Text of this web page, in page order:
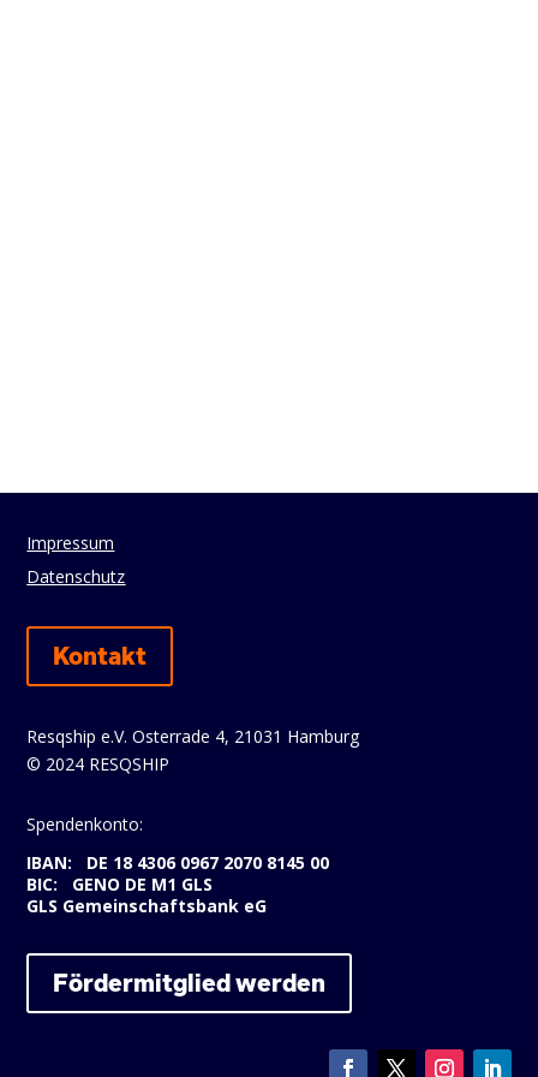
Impressum
Datenschutz
Kontakt
Resqship e.V. Osterrade 4, 21031 Hamburg
© 2024 RESQSHIP
Spendenkonto:
IBAN: DE 18 4306 0967 2070 8145 00
BIC: GENO DE M1 GLS
GLS Gemeinschaftsbank eG
Fördermitglied werden